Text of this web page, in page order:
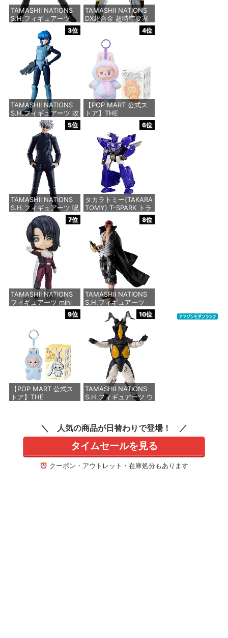
TAMASHII NATIONS
S.H.フィギュアーツ
（真骨彫製法） 仮面ラ
イダーBLACK RX 約
150mm PVC&ABS&布
製 塗装済み可動フィギ
価格：¥12,450
TAMASHII NATIONS
DX超合金 超時空要塞
マクロス VF-1S バル
キリー ロイ・フォッカ
ースペシャル リバイバ
ルVer. 約280mm
ABS&ダイキャスト
&PVC製 塗装済み可動
フィギュア
価格：¥26,409
3位
TAMASHII NATIONS
S.H.フィギュアーツ 攻
殻機動隊 THE GHOST
IN THE SHELL 草薙素
子 約140mm
PVC&ABS製 塗装済み
可動フィギュア
価格：¥9,000
4位
【POP MART 公式ス
トア】THE
MONSTERS Big into
Energy シリーズ ぬい
ぐるみペンダント 【1
ピース】 エナジーラブ
ブ labubu ラブブ らぶ
ぶ ポップマート ブラ
インドボックス フィギ
ュア おもちゃ ガチャ
ガチャ
価格：¥2,750
5位
TAMASHII NATIONS
S.H.フィギュアーツ 呪
術廻戦 懐玉・玉折 五
条悟-呪術高専- 約
160mm PVC&ABS製
塗装済み可動フィギュ
価格：¥8,373
6位
タカラトミー(TAKARA
TOMY) T-SPARK トラ
ンスフォーマー ニュー
レジェンズ NL-07 サ
ウンドウェーブ 可動フ
ィギュア
価格：¥4,440
7位
TAMASHII NATIONS
フィギュアーツ mini
SEED FREEDOM アス
約90mm PVC&ABS製
塗装済み可動フィギュ
価格：¥3,850
8位
TAMASHII NATIONS
S.H.フィギュアーツ
ONE PIECE シャンク
ス -マリンフォード頂
上決戦- 約165mm
PVC&ABS&布製 塗装
済み可動フィギュア
価格：¥8,918
9位
【POP MART 公式ス
トア】THE
【1ピース】 ミニラブ
ブ labubu ラブブ らぶ
ぶ ポップマート ブラ
インドボックス フィギ
ュア おもちゃ ガチャ
10位
TAMASHII NATIONS
S.H.フィギュアーツ ウ
PVC&ABS製 塗装済み
可動フィギュア
価格：¥9,080
人気の商品が日替わりで登場！
タイムセールを見る
クーポン・アウトレット・在庫処分もあります